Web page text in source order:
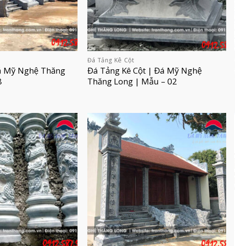
Nghệ Thăng
Đá Tảng Kê Cột
Đá Tảng Kê Cột | Đá Mỹ Nghệ
Thăng Long | Mẫu – 02